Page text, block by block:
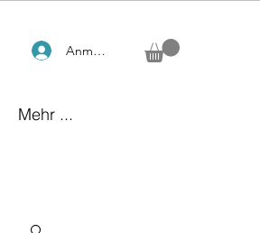
Anmelden
Mehr ...